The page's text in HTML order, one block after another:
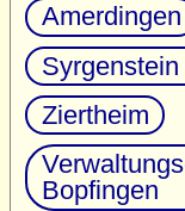
Amerdingen
Ziertheim
Bopfingen